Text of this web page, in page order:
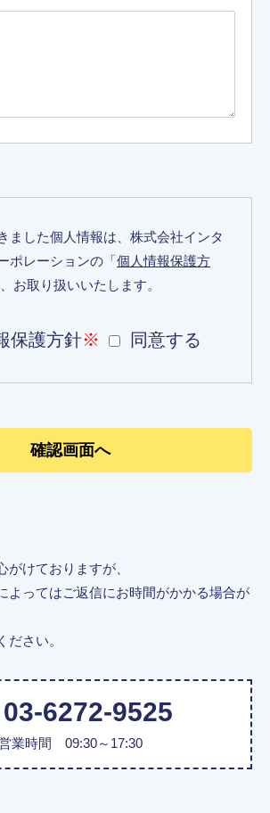
ました個人情報は、株式会社インタ
ポレーションの「個人情報保護方
お取り扱いいたします。
保護方針※ 同意する
けておりますが、
よってはご返信にお時間がかかる場合が
ださい。
03-6272-9525
業時間 09:30～17:30